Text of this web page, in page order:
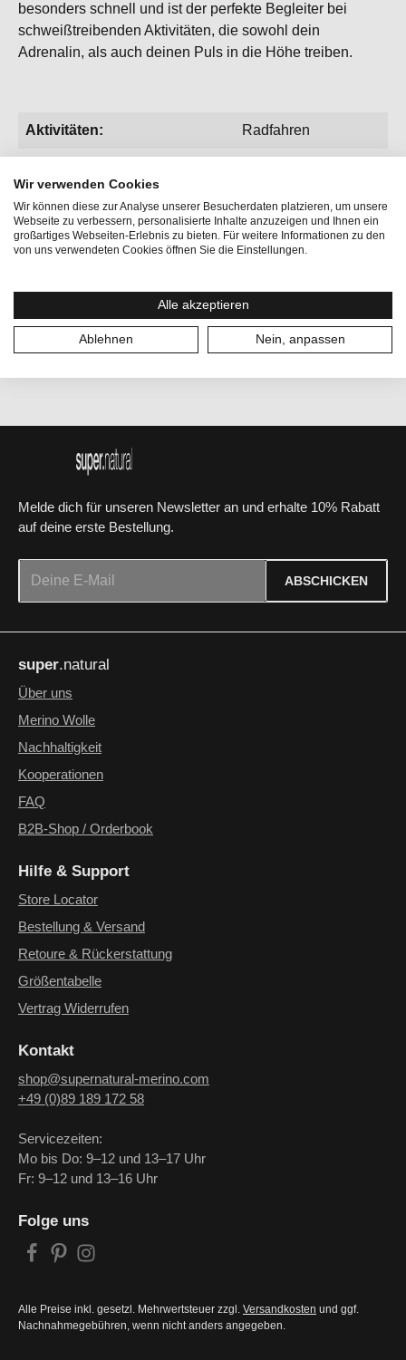
besonders schnell und ist der perfekte Begleiter bei
schweißtreibenden Aktivitäten, die sowohl dein
Adrenalin, als auch deinen Puls in die Höhe treiben.
Aktivitäten: Radfahren
Größe (EU): 46
Kategorien: T-Shirts
Lightweight
Melde dich für unseren Newsletter an und erhalte 10% Rabatt
auf deine erste Bestellung.
ABSCHICKEN
genommen und die
einverstanden.
Die mit einem Stern (*) markierten Felder sind Pflichtfelder.
Folge uns
Alle Preise inkl. gesetzl. Mehrwertsteuer zzgl. Versandkosten und ggf.
Nachnahmegebühren, wenn nicht anders angegeben.
super.natural
Über uns
Merino Wolle
Nachhaltigkeit
Kooperationen
FAQ
B2B-Shop / Orderbook
Hilfe & Support
Store Locator
Bestellung & Versand
Retoure & Rückerstattung
Größentabelle
Vertrag Widerrufen
Kontakt
shop@supernatural-merino.com
+49 (0)89 189 172 58
Servicezeiten:
Mo bis Do: 9–12 und 13–17 Uhr
Fr: 9–12 und 13–16 Uhr
Wir verwenden Cookies
Wir können diese zur Analyse unserer Besucherdaten platzieren, um unsere
Webseite zu verbessern, personalisierte Inhalte anzuzeigen und Ihnen ein
großartiges Webseiten-Erlebnis zu bieten. Für weitere Informationen zu den
von uns verwendeten Cookies öffnen Sie die Einstellungen.
Alle akzeptieren
Ablehnen Nein, anpassen